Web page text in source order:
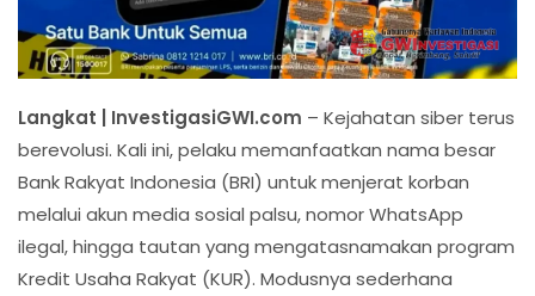
Langkat | InvestigasiGWI.com – Kejahatan siber terus
berevolusi. Kali ini, pelaku memanfaatkan nama besar
Bank Rakyat Indonesia (BRI) untuk menjerat korban
melalui akun media sosial palsu, nomor WhatsApp
ilegal, hingga tautan yang mengatasnamakan program
Kredit Usaha Rakyat (KUR). Modusnya sederhana